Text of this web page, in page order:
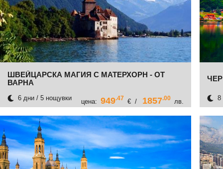
ШВЕЙЦАРСКА МАГИЯ С МАТЕРХОРН - ОТ
ВАРНА
6 дни / 5 нощувки цена: 949 .47 € / 1857 .00 лв. 8